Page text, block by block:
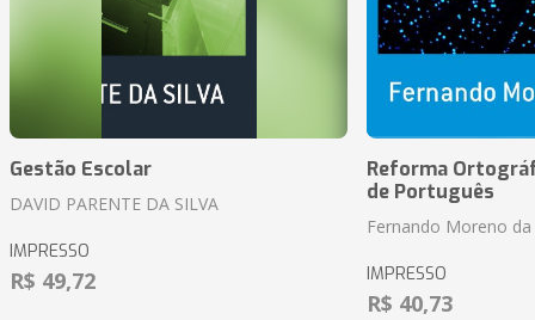
Gestão Escolar
DAVID PARENTE DA SILVA
IMPRESSO
R$ 49,72
Reforma
de Português
Fernando Moreno da
IMPRESSO
R$ 40,73